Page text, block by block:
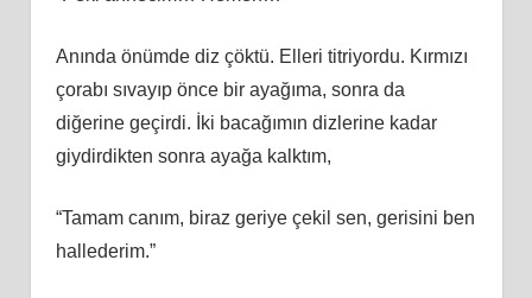
Anında önümde diz çöktü. Elleri titriyordu. Kırmızı
çorabı sıvayıp önce bir ayağıma, sonra da
diğerine geçirdi. İki bacağımın dizlerine kadar
giydirdikten sonra ayağa kalktım,
“Tamam canım, biraz geriye çekil sen, gerisini ben
hallederim.”